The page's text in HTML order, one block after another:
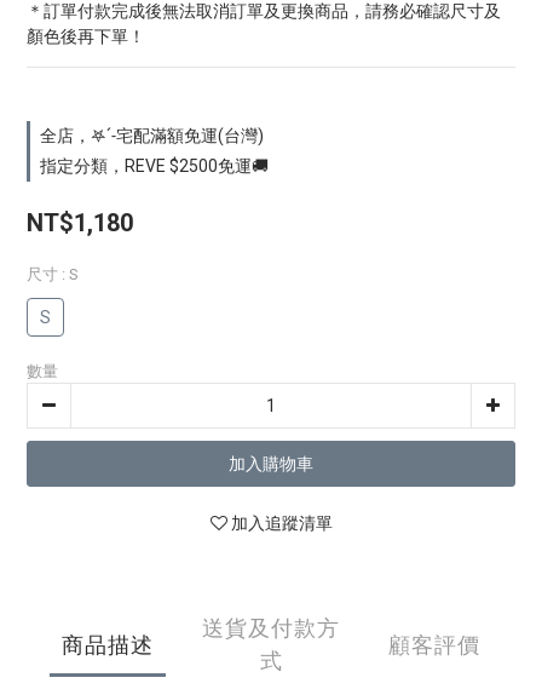
＊訂單付款完成後無法取消訂單及更換商品，請務必確認尺寸及
顏色後再下單！
全店，𖤐ˊ˗宅配滿額免運(台灣)
指定分類，REVE $2500免運🚚
NT$1,180
尺寸 : S
S
數量
加入購物車
加入追蹤清單
商品描述
送貨及付款方
式
顧客評價